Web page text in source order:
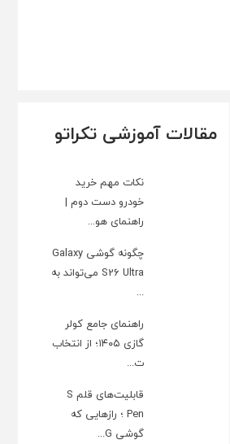
مقالات آموزشی تکراتو
نکات مهم خرید
خودرو دست دوم |
راهنمای هو...
چگونه گوشی Galaxy
S26 Ultra می‌تواند به
...
راهنمای جامع کولر
گازی ۱۴۰۵؛ از انتخاب
ت...
قابلیت‌های قلم S
Pen ؛ رازهایی که
گوشی G...